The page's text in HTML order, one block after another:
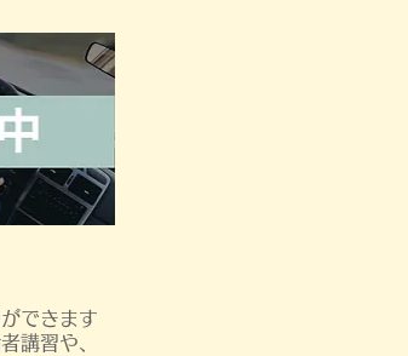
できます
講習や、